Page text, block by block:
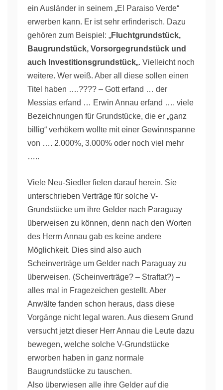
ein Ausländer in seinem „El Paraiso Verde“
erwerben kann. Er ist sehr erfinderisch. Dazu
gehören zum Beispiel: „Fluchtgrundstück,
Baugrundstück, Vorsorgegrundstück und
auch Investitionsgrundstück„. Vielleicht noch
weitere. Wer weiß. Aber all diese sollen einen
Titel haben ….???? – Gott erfand … der
Messias erfand … Erwin Annau erfand …. viele
Bezeichnungen für Grundstücke, die er „ganz
billig“ verhökern wollte mit einer Gewinnspanne
von …. 2.000%, 3.000% oder noch viel mehr
…..
Viele Neu-Siedler fielen darauf herein. Sie
unterschrieben Verträge für solche V-
Grundstücke um ihre Gelder nach Paraguay
überweisen zu können, denn nach den Worten
des Herrn Annau gab es keine andere
Möglichkeit. Dies sind also auch
Scheinverträge um Gelder nach Paraguay zu
überweisen. (Scheinverträge? – Straftat?) –
alles mal in Fragezeichen gestellt. Aber
Anwälte fanden schon heraus, dass diese
Vorgänge nicht legal waren. Aus diesem Grund
versucht jetzt dieser Herr Annau die Leute dazu
bewegen, welche solche V-Grundstücke
erworben haben in ganz normale
Baugrundstücke zu tauschen.
Also überwiesen alle ihre Gelder auf die